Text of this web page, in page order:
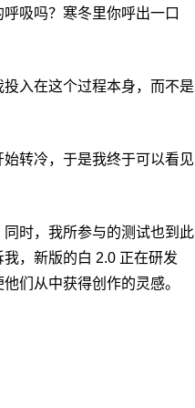
吸吗？寒冬里你呼出一口
入在这个过程本身，而不是
转冷，于是我终于可以看见
时，我所参与的测试也到此
，新版的白 2.0 正在研发
们从中获得创作的灵感。